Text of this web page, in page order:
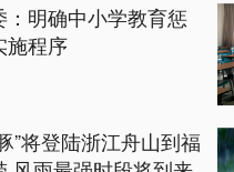
：明确中小学教育惩
施程序
”将登陆浙江舟山到福